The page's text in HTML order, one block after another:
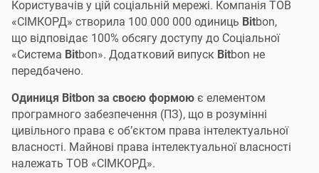
Користувачів у цій соціальній мережі. Компанія ТОВ
«СІМКОРД» створила 100 000 000 одиниць Bitbon,
що відповідає 100% обсягу доступу до Соціальної
«Система Bitbon». Додатковий випуск Bitbon не
передбачено.
Одиниця Bitbon за своєю формоює елементом
програмного забезпечення (ПЗ), що в розумінні
цивільного права є об’єктом права інтелектуальної
власності. Майнові права інтелектуальної власності
належать ТОВ «СІМКОРД».